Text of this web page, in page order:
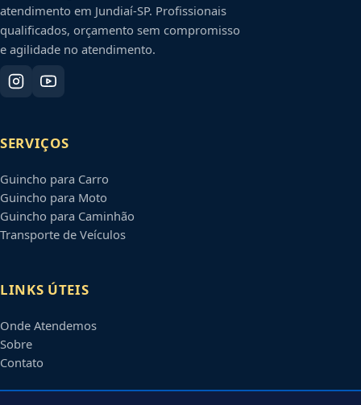
atendimento em Jundiaí-SP. Profissionais
qualificados, orçamento sem compromisso
e agilidade no atendimento.
SERVIÇOS
Guincho para Carro
Guincho para Moto
Guincho para Caminhão
Transporte de Veículos
LINKS ÚTEIS
Onde Atendemos
Sobre
Contato